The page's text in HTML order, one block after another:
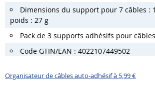
Dimensions du support pour 7 câbles :
poids : 27 g
Pack de 3 supports adhésifs pour câbles
Code GTIN/EAN : 4022107449502
Organisateur de câbles auto-adhésif à 5,99 €